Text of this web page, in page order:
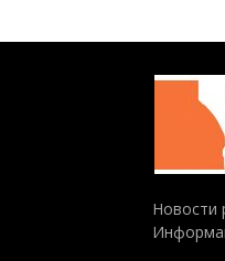
Новости